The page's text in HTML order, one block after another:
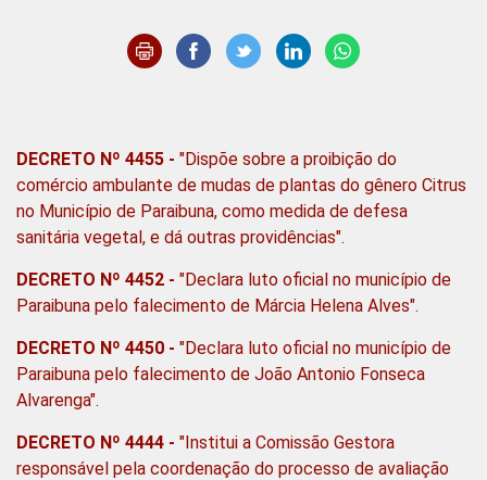
DECRETO Nº 4455 - "Dispõe sobre a proibição do
comércio ambulante de mudas de plantas do gênero Citrus
no Município de Paraibuna, como medida de defesa
sanitária vegetal, e dá outras providências".
DECRETO Nº 4452 - "Declara luto oficial no município de
Paraibuna pelo falecimento de Márcia Helena Alves".
DECRETO Nº 4450 - "Declara luto oficial no município de
Paraibuna pelo falecimento de João Antonio Fonseca
Alvarenga".
DECRETO Nº 4444 - "Institui a Comissão Gestora
responsável pela coordenação do processo de avaliação